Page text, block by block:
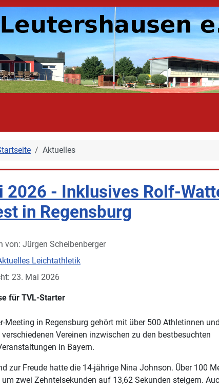
Aktuelles
2026 - Inklusives Rolf-
in Regensburg
von: Jürgen Scheibenberger
Leichtathletik
23. Mai 2026
für TVL-Starter
Meeting in Regensburg gehört mit über 500 Athletinnen
Vereinen inzwischen zu den bestbesuchten
in Bayern.
zur Freude hatte die 14-jährige Nina Johnson. Über 100
zwei Zehntelsekunden auf 13,62 Sekunden steigern.